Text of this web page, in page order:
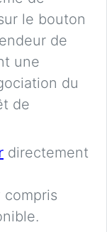
le bouton
de
une
du
de
directement
compris